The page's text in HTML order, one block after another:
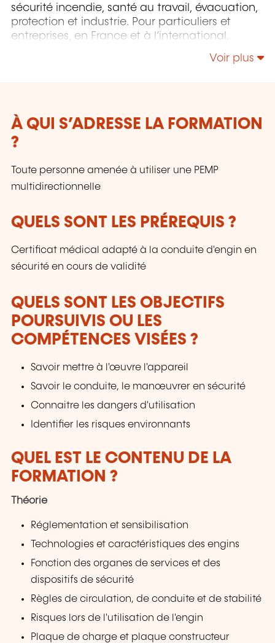
sécurité incendie, santé au travail, évacuation,
protection et industrie. Pour particuliers et
entreprises, en France et à l’international.
Voir plus
À QUI S’ADRESSE LA FORMATION
?
Toute personne amenée à utiliser une PEMP
multidirectionnelle
QUELS SONT LES PRÉREQUIS ?
Certificat médical adapté à la conduite d'engin en
sécurité en cours de validité
QUELS SONT LES OBJECTIFS
POURSUIVIS OU LES
COMPÉTENCES VISÉES ?
Savoir mettre à l'œuvre l'appareil
Savoir le conduite, le manœuvrer en sécurité
Connaitre les dangers d'utilisation
Identifier les risques environnants
QUEL EST LE CONTENU DE LA
FORMATION ?
Théorie
Réglementation et sensibilisation
Technologies et caractéristiques des engins
Fonction des organes de services et des
dispositifs de sécurité
Règles de circulation, de conduite et de stabilité
Risques lors de l'utilisation de l'engin
Plaque de charge et plaque constructeur